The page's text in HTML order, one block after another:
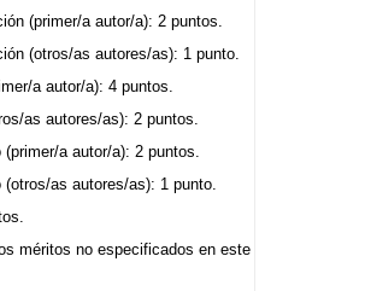
(primer/a autor/a): 2 puntos.
(otros/as autores/as): 1 punto.
a autor/a): 4 puntos.
as autores/as): 2 puntos.
a autor/a): 2 puntos.
as autores/as): 1 punto.
méritos no especificados en este